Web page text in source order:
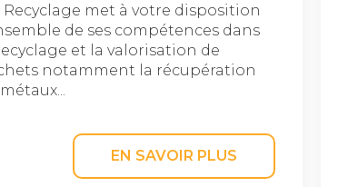
Recyclage met à votre disposition
de ses compétences dans
et la valorisation de
notamment la récupération
EN SAVOIR PLUS